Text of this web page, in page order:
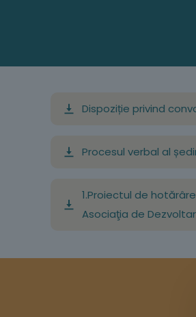
Dispoziție privind
Procesul verbal al
1.Proiectul de
Asociaţia de